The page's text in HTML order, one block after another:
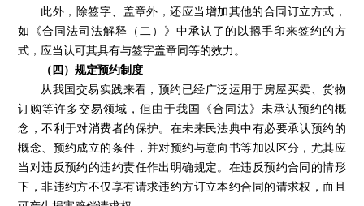
此外，除签字、盖章外，还应当增加其他的合同订立方式，
如《合同法司法解释（二）》中承认了的以摁手印来签约的方
式，应当认可其具有与签字盖章同等的效力。
（四）规定预约制度
从我国交易实践来看，预约已经广泛运用于房屋买卖、货物
订购等许多交易领域，但由于我国《合同法》未承认预约的概
念，不利于对消费者的保护。在未来民法典中有必要承认预约的
概念、预约成立的条件，并对预约与意向书等加以区分，尤其应
当对违反预约的违约责任作出明确规定。在违反预约合同的情形
下，非违约方不仅享有请求违约方订立本约合同的请求权，而且